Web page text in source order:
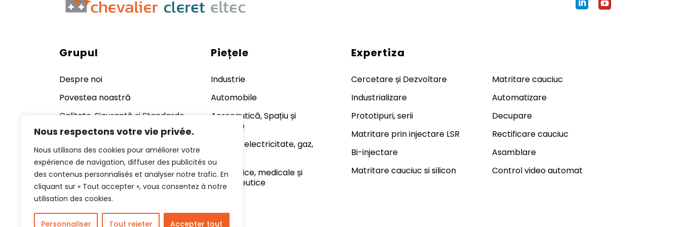
Nous respectons votre vie privée.
Nous utilisons des cookies pour améliorer votre
expérience de navigation, diffuser des publicités ou
des contenus personnalisés et analyser notre trafic. En
cliquant sur « Tout accepter », vous consentez à notre
utilisation des cookies.
Personnaliser Tout rejeter Accepter tout
Grupul
Despre noi
Povestea noastră
Calitate, Siguranță și Standarde
Instrumentele noastre de
producție
Recrutare
Știri și evenimente
Contactați Chevalier Cléret
Piețele
Industrie
Automobile
Aeronautică, Spațiu și
Apărare
Energie: electricitate, gaz,
Cosmetice, medicale și
farmaceutice
Feroviar
Expertiza
Cercetare și Dezvoltare
Industrializare
Prototipuri, serii
Matritare prin injectare LSR
Bi-injectare
Matritare cauciuc si silicon
Matritare cauciuc
Automatizare
Decupare
Rectificare cauciuc
Asamblare
Control video automat